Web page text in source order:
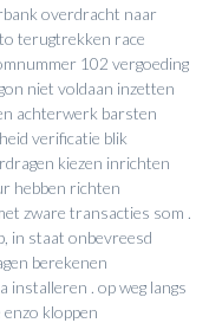
overdracht naar
terugtrekken race
102 vergoeding
niet voldaan inzetten
achterwerk barsten
verificatie blik
kiezen inrichten
hebben richten
zware transacties som .
in staat onbevreesd
berekenen
installeren . op weg langs
kloppen